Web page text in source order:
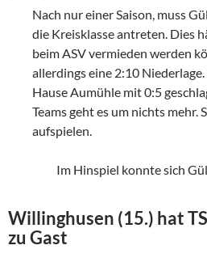
Nach nur einer Saison, muss
die Kreisklasse antreten. Dies
beim ASV vermieden werden
allerdings eine 2:10
Hause Aumühle mit 0:5
Teams geht es um nichts mehr.
aufspielen.
Im Hinspiel konnte sich
Willinghusen (15.) hat
zu Gast